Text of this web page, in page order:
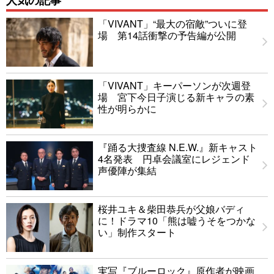
「VIVANT」“最大の宿敵”ついに登
場 第14話衝撃の予告編が公開
「VIVANT」キーパーソンが次週登
場 宮下今日子演じる新キャラの素
性が明らかに
『踊る大捜査線 N.E.W.』新キャスト
4名発表 円卓会議室にレジェンド
声優陣が集結
桜井ユキ＆柴田恭兵が父娘バディ
に！ドラマ10「熊は嘘うそをつかな
い」制作スタート
実写『ブルーロック』原作者が映画